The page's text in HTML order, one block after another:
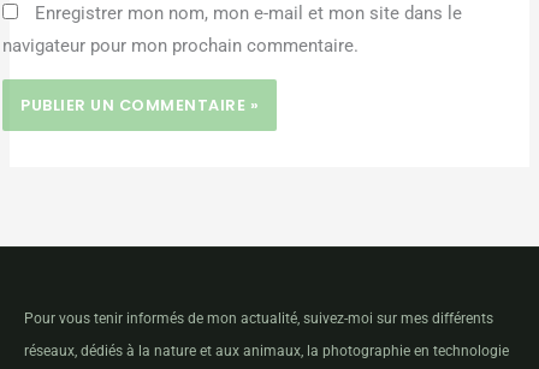
Enregistrer mon nom, mon e-mail et mon site dans le
navigateur pour mon prochain commentaire.
Pour vous tenir informés de mon actualité, suivez-moi sur mes différents
réseaux, dédiés à la nature et aux animaux, la photographie en technologie